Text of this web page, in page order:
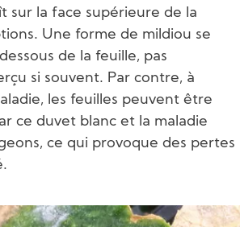
sur la face supérieure de la
Une forme de mildiou se
de la feuille, pas
si souvent. Par contre, à
les feuilles peuvent être
ce duvet blanc et la maladie
ce qui provoque des pertes